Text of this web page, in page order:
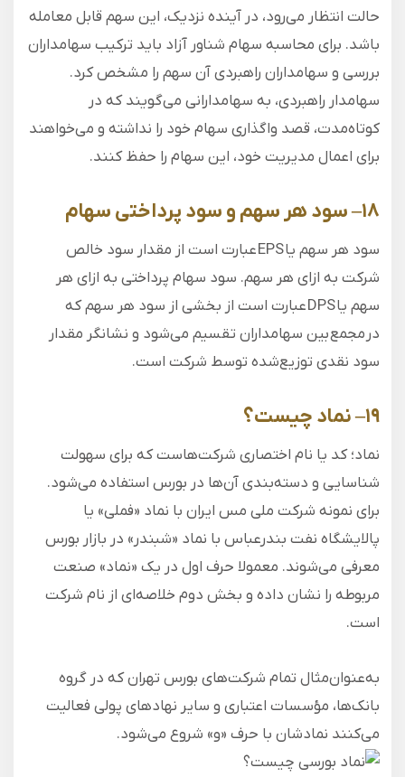
حالت انتظار می‌رود، در آینده نزدیک، این سهم قابل معامله
باشد. برای محاسبه سهام شناور آزاد باید ترکیب سهامداران
بررسی و سهامداران راهبردی آن سهم را مشخص کرد.
سهامدار راهبردی، به سهامدارانی می‌گویند که در
کوتاه‌مدت، قصد واگذاری سهام خود را نداشته و می‌خواهند
برای اعمال مدیریت خود، این سهام را حفظ کنند.
۱۸–سود هر سهم و سود پرداختی سهام
سود هر سهم یا EPS عبارت است از مقدار سود خالص
شرکت به ازای هر سهم. سود سهام پرداختی به ازای هر
سهم یا DPS عبارت است از بخشی از سود هر سهم که
در مجمع بین سهامداران تقسیم می‌شود و نشانگر مقدار
سود نقدی توزیع‌شده توسط شرکت است.
۱۹–نماد چیست؟
نماد؛ کد یا نام اختصاری شرکت‌هاست که برای سهولت
شناسایی و دسته‌بندی آن‌ها در بورس استفاده می‌شود.
برای نمونه شرکت ملی مس ایران با نماد «فملی» یا
پالایشگاه نفت بندرعباس با نماد «شبندر» در بازار بورس
معرفی می‌شوند. معمولا حرف اول در یک «نماد» صنعت
مربوطه را نشان داده و بخش دوم خلاصه‌ای از نام شرکت
است.
به‌عنوان‌مثال تمام شرکت‌های بورس تهران که در گروه
بانک‌ها، مؤسسات اعتباری و سایر نهادهای پولی فعالیت
می‌کنند نمادشان با حرف «و» شروع می‌شود.